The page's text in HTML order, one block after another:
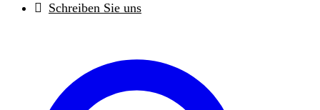
Schreiben Sie uns